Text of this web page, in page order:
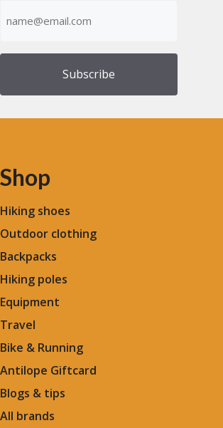
(Required)
Shop
Hiking shoes
Outdoor clothing
Backpacks
Hiking poles
Equipment
Travel
Bike & Running
Antilope Giftcard
Blogs & tips
All brands